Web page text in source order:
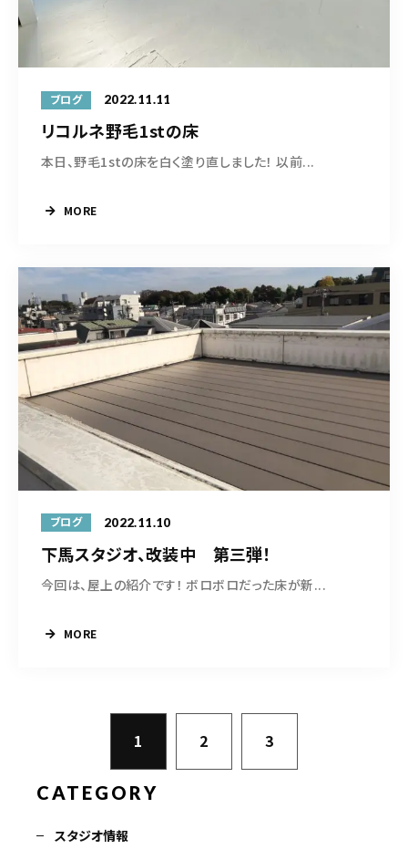
ブログ 2022.11.11
リコルネ野毛1stの床
本日、野毛1stの床を白く塗り直しました！ 以前...
MORE
ブログ 2022.11.10
下馬スタジオ、改装中 第三弾！
今回は、屋上の紹介です！ ボロボロだった床が新...
MORE
1 2 3
CATEGORY
スタジオ情報